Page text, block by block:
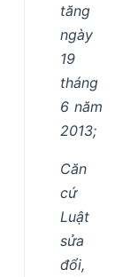
tăng
ngày
19
tháng
6 năm
2013;
Căn
cứ
Luật
sửa
đổi,